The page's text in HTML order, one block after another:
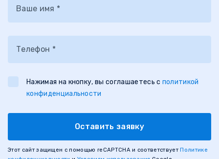
Ваше имя *
Телефон *
Нажимая на кнопку, вы соглашаетесь с политикой
конфиденциальности
Оставить заявку
Этот сайт защищен с помощью reCAPTCHA и соответствуетПолитике